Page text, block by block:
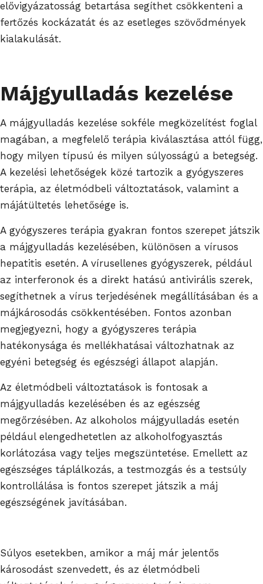
elővigyázatosság betartása segíthet csökkenteni a
fertőzés kockázatát és az esetleges szövődmények
kialakulását.
Májgyulladás kezelése
A májgyulladás kezelése sokféle megközelítést foglal
magában, a megfelelő terápia kiválasztása attól függ,
hogy milyen típusú és milyen súlyosságú a betegség.
A kezelési lehetőségek közé tartozik a gyógyszeres
terápia, az életmódbeli változtatások, valamint a
májátültetés lehetősége is.
A gyógyszeres terápia gyakran fontos szerepet játszik
a májgyulladás kezelésében, különösen a vírusos
hepatitis esetén. A vírusellenes gyógyszerek, például
az interferonok és a direkt hatású antivirális szerek,
segíthetnek a vírus terjedésének megállításában és a
májkárosodás csökkentésében. Fontos azonban
megjegyezni, hogy a gyógyszeres terápia
hatékonysága és mellékhatásai változhatnak az
egyéni betegség és egészségi állapot alapján.
Az életmódbeli változtatások is fontosak a
májgyulladás kezelésében és az egészség
megőrzésében. Az alkoholos májgyulladás esetén
például elengedhetetlen az alkoholfogyasztás
korlátozása vagy teljes megszüntetése. Emellett az
egészséges táplálkozás, a testmozgás és a testsúly
kontrollálása is fontos szerepet játszik a máj
egészségének javításában.
Súlyos esetekben, amikor a máj már jelentős
károsodást szenvedett, és az életmódbeli